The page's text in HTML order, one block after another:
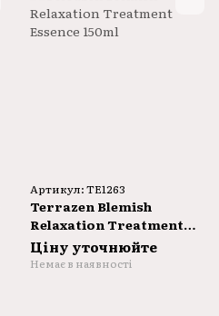
Артикул: TE1263
Terrazen Blemish
Relaxation Treatment
Essence 150ml
Ціну уточнюйте
Немає в наявності